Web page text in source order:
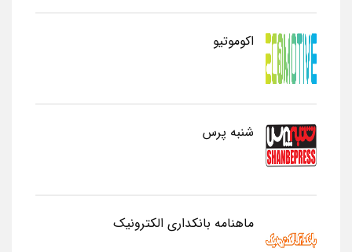
اکوموتیو
شنبه پرس
ماهنامه بانکداری الکترونیک